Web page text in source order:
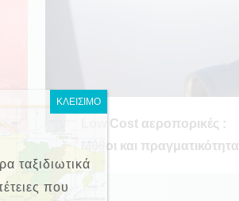
Low Cost αεροπορικές :
Μύθοι και πραγματικότητα
ταξιδιωτικά
που
ΚΛΕΙΣΙΜΟ